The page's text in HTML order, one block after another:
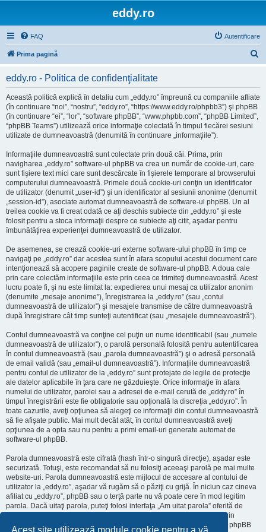
Acest site utilizează module cookie pentru a vă
eddy.ro
FAQ Autentificare
Prima pagină
eddy.ro - Politica de confidenţialitate
Această politică explică în detaliu cum „eddy.ro” împreună cu companiile afliate
(în continuare “noi”, “nostru”, “eddy.ro”, “https://www.eddy.ro/phpbb3”) şi phpBB
(în continuare “ei”, “lor”, “software phpBB”, “www.phpbb.com”, “phpBB Limited”,
“phpBB Teams”) utilizează orice informaţie colectată în timpul fiecărei sesiuni
utilizate de dumneavoastră (denumită în continuare „informaţiile”).
Informaţiile dumneavoastră sunt colectate prin două căi. Prima, prin
navigharea „eddy.ro” software-ul phpBB va crea un număr de cookie-uri, care
sunt fişiere text mici care sunt descărcate în fişierele temporare al browserului
computerului dumneavoastră. Primele două cookie-uri conţin un identificator
de utilizator (denumit „user-id”) şi un identificator al sesiunii anonime (denumit
„session-id”), asociate automat dumneavoastră de software-ul phpBB. Un al
treilea cookie va fi creat odată ce aţi deschis subiecte din „eddy.ro” şi este
folosit pentru a stoca informaţii despre ce subiecte aţi citit, aşadar pentru
îmbunătăţirea experienţei dumneavoastră de utilizator.
De asemenea, se crează cookie-uri externe software-ului phpBB în timp ce
navigaţi pe „eddy.ro” dar acestea sunt în afara scopului acestui document care
intenţionează să acopere paginile create de software-ul phpBB. A doua cale
prin care colectăm informaţiile este prin ceea ce trimiteţi dumneavoastră. Acest
lucru poate fi, şi nu este limitat la: expedierea unui mesaj ca utilizator anonim
(denumite „mesaje anonime”), înregistrarea la „eddy.ro” (sau „contul
dumneavoastră de utilizator”) şi mesajele transmise de către dumneavoastră
după înregistrare cât timp sunteţi autentificat (sau „mesajele dumneavoastră”).
Contul dumneavoastră va conţine cel puţin un nume identificabil (sau „numele
dumneavoastră de utilizator”), o parolă personală folosită pentru autentificarea
în contul dumneavoastră (sau „parola dumneavoastră”) şi o adresă personală
de email validă (sau „email-ul dumneavoastră”). Informaţiile dumneavoastră
pentru contul de utilizator de la „eddy.ro” sunt protejate de legile de protecţie
ale datelor aplicabile în ţara care ne găzduieşte. Orice informaţie în afara
numelui de utilizator, parolei sau a adresei de e-mail cerută de „eddy.ro” în
timpul înregistrării este fie obligatorie sau opţională la discreţia „eddy.ro”. În
toate cazurile, aveţi opţiunea să alegeţi ce informaţii din contul dumneavoastră
să fie afişate public. Mai mult decât atât, în contul dumneavoastră aveţi
opţiunea de a opta sau nu pentru a primi email-uri generate automat de
software-ul phpBB.
Parola dumneavoastră este cifrată (hash într-o singură direcţie), aşadar este
securizată. Totuşi, este recomandat să nu folosiţi aceeaşi parolă pe mai multe
website-uri. Parola dumneavoastră este mijlocul de accesare al contului de
utilizator la „eddy.ro”, aşadar vă rugăm să o păziţi cu grijă. În niciun caz cineva
afiliat cu „eddy.ro”, phpBB sau o terţă parte nu vă poate cere în mod legitim
parola. Dacă uitaţi parola, puteţi folosi interfaţa „Am uitat parola” oferită de
software-ul phpBB. Această procedură vă va genera o nouă parolă prin
transmiterea numelui de utilizator şi a adresei email, apoi software-ul phpBB